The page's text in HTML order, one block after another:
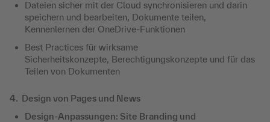
Dateien sicher mit der Cloud synchronisieren und darin
speichern und bearbeiten, Dokumente teilen,
Kennenlernen der OneDrive-Funktionen
Best Practices für wirksame
Sicherheitskonzepte, Berechtigungskonzepte und für das
Teilen von Dokumenten
4. Design von Pages und News
Design-Anpassungen: Site Branding und